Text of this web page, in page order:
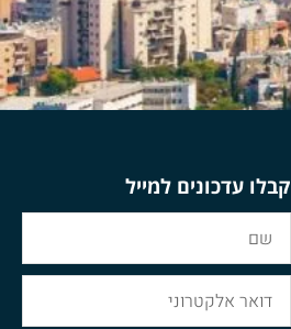
קבלו עדכונים למייל